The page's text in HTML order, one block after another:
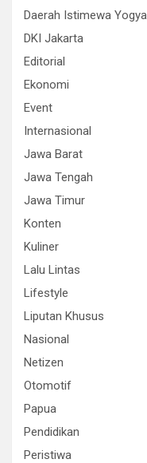
Daerah Istimewa
DKI Jakarta
Editorial
Ekonomi
Event
Internasional
Jawa Barat
Jawa Tengah
Jawa Timur
Konten
Kuliner
Lalu Lintas
Lifestyle
Liputan Khusus
Nasional
Netizen
Otomotif
Papua
Pendidikan
Peristiwa